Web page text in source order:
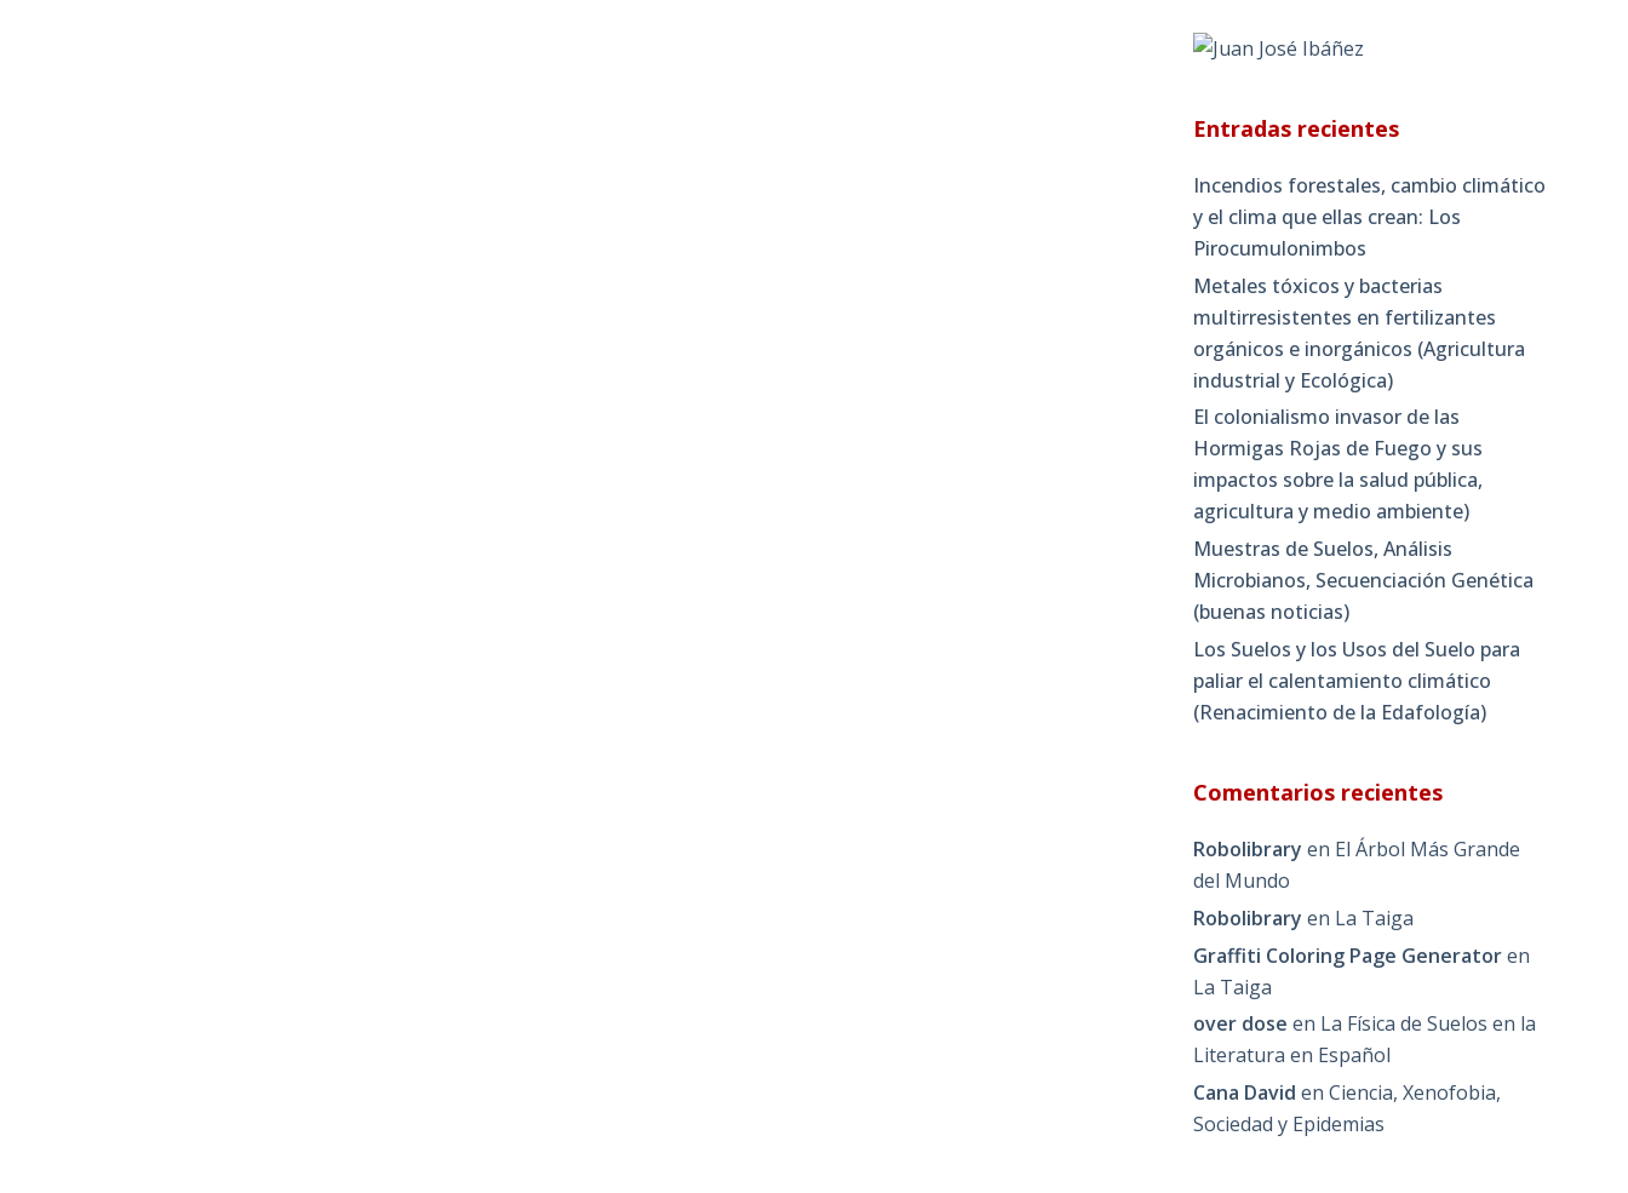
Entradas recientes
Incendios forestales, cambio climático
y el clima que ellas crean: Los
Pirocumulonimbos
Metales tóxicos y bacterias
multirresistentes en fertilizantes
orgánicos e inorgánicos (Agricultura
industrial y Ecológica)
El colonialismo invasor de las
Hormigas Rojas de Fuego y sus
impactos sobre la salud pública,
agricultura y medio ambiente)
Muestras de Suelos, Análisis
Microbianos, Secuenciación Genética
(buenas noticias)
Los Suelos y los Usos del Suelo para
paliar el calentamiento climático
(Renacimiento de la Edafología)
Comentarios recientes
Robolibrary en El Árbol Más Grande
del Mundo
Robolibrary en La Taiga
Graffiti Coloring Page Generatoren
La Taiga
over dose en La Física de Suelos en la
Literatura en Español
Cana David enCiencia, Xenofobia,
Sociedad y Epidemias